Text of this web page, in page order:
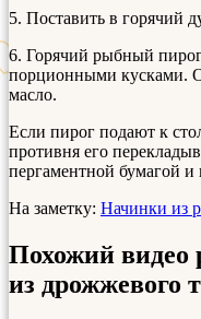
5. Поставить в горячий
6. Горячий рыбный пирог
порционными кусками.
масло.
Если пирог подают к
противня его
пергаментной бумагой и
На заметку: Начинки из
Похожий
из дрожжевого